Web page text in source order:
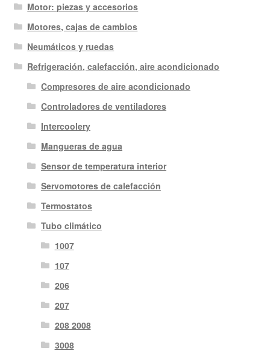
Motor: piezas y accesorios
Motores, cajas de cambios
Neumáticos y ruedas
Refrigeración, calefacción, aire acondicionado
Compresores de aire acondicionado
Controladores de ventiladores
Intercoolery
Mangueras de agua
Sensor de temperatura interior
Servomotores de calefacción
Termostatos
Tubo climático
1007
107
206
207
208 2008
3008